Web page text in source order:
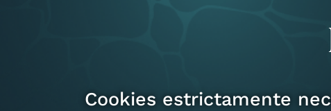
Cookies estrictamente